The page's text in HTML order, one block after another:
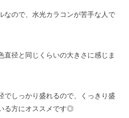
なので、水光カラコンが苦手な人で
直径と同じくらいの大きさに感じま
でしっかり盛れるので、くっきり盛
る方にオススメです◎